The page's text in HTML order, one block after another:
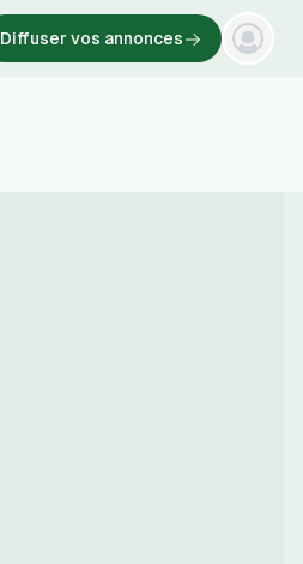
Diffuser vos annonces